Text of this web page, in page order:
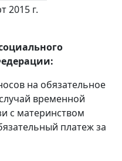
2015 г.
на обязательное
временной
с материнством
платеж за